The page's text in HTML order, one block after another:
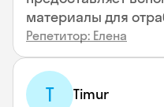
материалы для
Репетитор: Елена
T Timur